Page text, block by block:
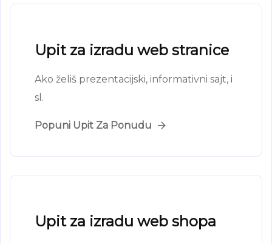
Upit za izradu web stranice
Ako želiš prezentacijski, informativni sajt, i
sl.
Popuni Upit Za Ponudu
Upit za izradu web shopa